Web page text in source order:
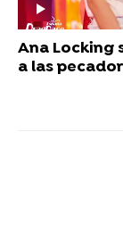
Ana Locking
a las